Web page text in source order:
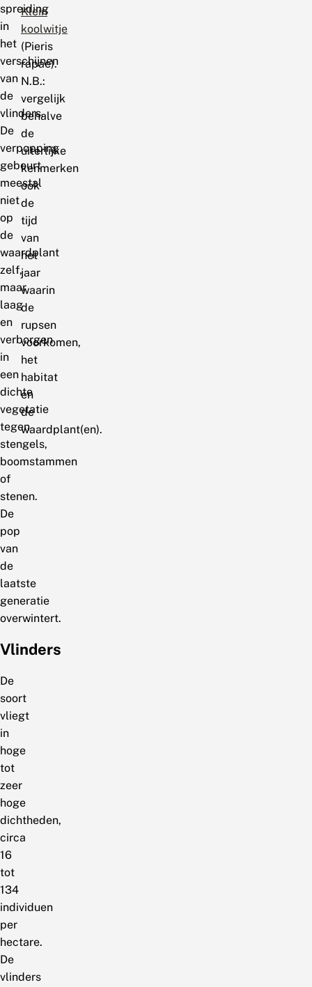
spreiding
in
het
verschijnen
van
de
vlinders.
De
verpopping
gebeurt
meestal
niet
op
de
waardplant
zelf,
maar
laag
en
verborgen
in
een
dichte
vegetatie
tegen
stengels,
boomstammen
of
stenen.
De
pop
van
de
laatste
generatie
overwintert.
Vlinders
De
soort
vliegt
in
hoge
tot
zeer
hoge
dichtheden,
circa
16
tot
134
individuen
per
hectare.
De
vlinders
Klein
koolwitje
(Pieris
rapae).
N.B.:
vergelijk
behalve
de
uiterlijke
kenmerken
ook
de
tijd
van
het
jaar
waarin
de
rupsen
voorkomen,
het
habitat
en
de
waardplant(en).